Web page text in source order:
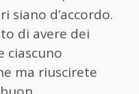
siano d’accordo.
di avere dei
ciascuno
ma riuscirete